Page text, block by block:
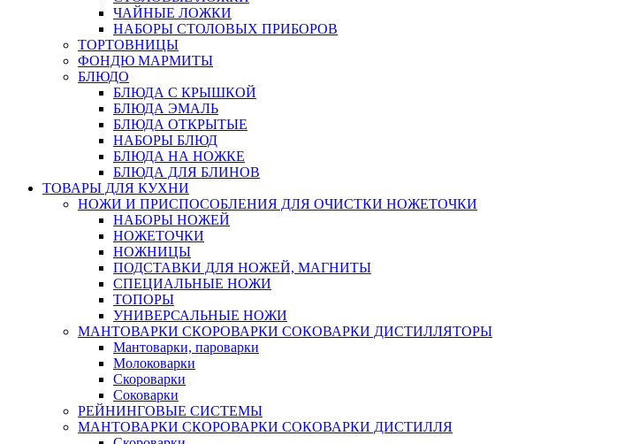
ЧАЙНЫЕ ЛОЖКИ
НАБОРЫ СТОЛОВЫХ ПРИБОРОВ
ТОРТОВНИЦЫ
ФОНДЮ МАРМИТЫ
БЛЮДО
БЛЮДА С КРЫШКОЙ
БЛЮДА ЭМАЛЬ
БЛЮДА ОТКРЫТЫЕ
НАБОРЫ БЛЮД
БЛЮДА НА НОЖКЕ
БЛЮДА ДЛЯ БЛИНОВ
ТОВАРЫ ДЛЯ КУХНИ
НОЖИ И ПРИСПОСОБЛЕНИЯ ДЛЯ ОЧИСТКИ НОЖЕТОЧКИ
НАБОРЫ НОЖЕЙ
НОЖЕТОЧКИ
НОЖНИЦЫ
ПОДСТАВКИ ДЛЯ НОЖЕЙ, МАГНИТЫ
СПЕЦИАЛЬНЫЕ НОЖИ
ТОПОРЫ
УНИВЕРСАЛЬНЫЕ НОЖИ
МАНТОВАРКИ СКОРОВАРКИ СОКОВАРКИ ДИСТИЛЛЯТОРЫ
Мантоварки, пароварки
Молоковарки
Скороварки
Соковарки
РЕЙНИНГОВЫЕ СИСТЕМЫ
МАНТОВАРКИ СКОРОВАРКИ СОКОВАРКИ ДИСТИЛЛЯ